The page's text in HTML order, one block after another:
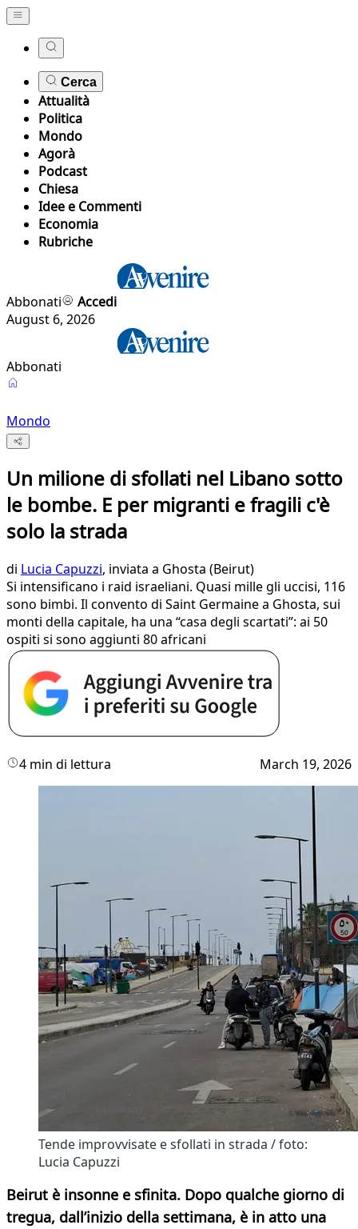
Cerca
Attualità
Politica
Mondo
Agorà
Podcast
Chiesa
Idee e Commenti
Economia
Rubriche
Abbonati
Accedi
August 6, 2026
Abbonati
Mondo
Un milione di sfollati nel Libano sotto
le bombe. E per migranti e fragili c'è
solo la strada
di Lucia Capuzzi, inviata a Ghosta (Beirut)
Si intensificano i raid israeliani. Quasi mille gli uccisi, 116
sono bimbi. Il convento di Saint Germaine a Ghosta, sui
monti della capitale, ha una “casa degli scartati”: ai 50
ospiti si sono aggiunti 80 africani
4 min di lettura March 19, 2026
Tende improvvisate e sfollati in strada / foto:
Lucia Capuzzi
Beirut è insonne e sfinita. Dopo qualche giorno di
tregua, dall’inizio della settimana, è in atto una